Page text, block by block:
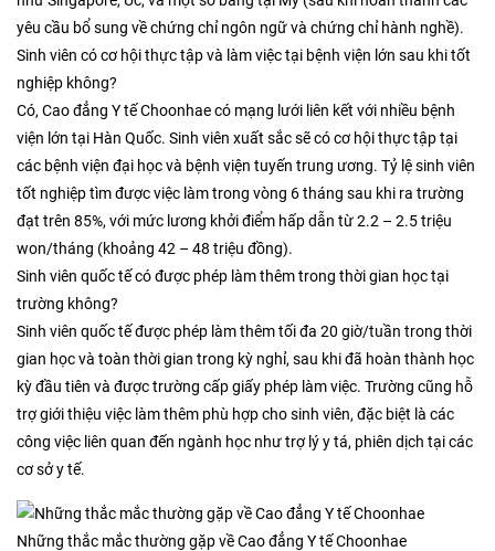
yêu cầu bổ sung về chứng chỉ ngôn ngữ và chứng chỉ hành nghề).
Sinh viên có cơ hội thực tập và làm việc tại bệnh viện lớn sau khi tốt
nghiệp không?
Có, Cao đẳng Y tế Choonhae có mạng lưới liên kết với nhiều bệnh
viện lớn tại Hàn Quốc. Sinh viên xuất sắc sẽ có cơ hội thực tập tại
các bệnh viện đại học và bệnh viện tuyến trung ương. Tỷ lệ sinh viên
tốt nghiệp tìm được việc làm trong vòng 6 tháng sau khi ra trường
đạt trên 85%, với mức lương khởi điểm hấp dẫn từ 2.2 – 2.5 triệu
won/tháng (khoảng 42 – 48 triệu đồng).
Sinh viên quốc tế có được phép làm thêm trong thời gian học tại
trường không?
Sinh viên quốc tế được phép làm thêm tối đa 20 giờ/tuần trong thời
gian học và toàn thời gian trong kỳ nghỉ, sau khi đã hoàn thành học
kỳ đầu tiên và được trường cấp giấy phép làm việc. Trường cũng hỗ
trợ giới thiệu việc làm thêm phù hợp cho sinh viên, đặc biệt là các
công việc liên quan đến ngành học như trợ lý y tá, phiên dịch tại các
cơ sở y tế.
Những thắc mắc thường gặp về Cao đẳng Y tế Choonhae